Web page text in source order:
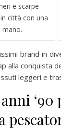
e scarpe
città con una
mano.
brand in
alla conquista
leggeri e